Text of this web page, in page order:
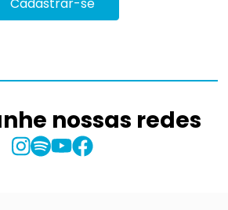
nossas redes